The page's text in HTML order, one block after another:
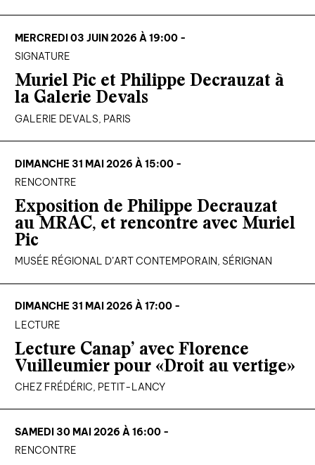
MERCREDI 03 JUIN 2026 À 19:00 -
SIGNATURE
Muriel Pic et Philippe Decrauzat à
la Galerie Devals
GALERIE DEVALS, PARIS
DIMANCHE 31 MAI 2026 À 15:00 -
RENCONTRE
Exposition de Philippe Decrauzat
au MRAC, et rencontre avec Muriel
Pic
MUSÉE RÉGIONAL D’ART CONTEMPORAIN, SÉRIGNAN
DIMANCHE 31 MAI 2026 À 17:00 -
LECTURE
Lecture Canap’ avec Florence
Vuilleumier pour «Droit au vertige»
CHEZ FRÉDÉRIC, PETIT-LANCY
SAMEDI 30 MAI 2026 À 16:00 -
RENCONTRE